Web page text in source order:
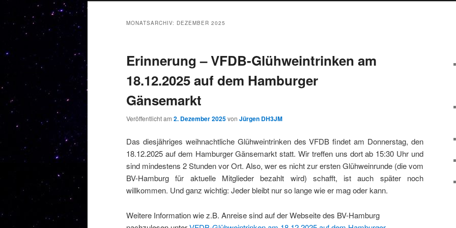
MONATSARCHIV: DEZEMBER 2025
Erinnerung – VFDB-Glühweintrinken am
18.12.2025 auf dem Hamburger
Gänsemarkt
Veröffentlicht am 2. Dezember 2025von Jürgen DH3JM
Das diesjähriges weihnachtliche Glühweintrinken des VFDB findet am Donnerstag, den
18.12.2025 auf dem Hamburger Gänsemarkt statt. Wir treffen uns dort ab 15:30 Uhr und
sind mindestens 2 Stunden vor Ort. Also, wer es nicht zur ersten Glühweinrunde (die vom
BV-Hamburg für aktuelle Mitglieder bezahlt wird) schafft, ist auch später noch
willkommen. Und ganz wichtig: Jeder bleibt nur so lange wie er mag oder kann.
Weitere Information wie z.B. Anreise sind auf der Webseite des BV-Hamburg